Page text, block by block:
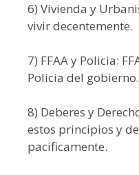
6) Vivienda y
vivir decentemente.
7) FFAA y Policia:
Policia del gobierno.
8) Deberes y
estos principios y
pacificamente.